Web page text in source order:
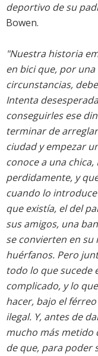
deportivo de su
Bowen.
"Nuestra historia
en bici que, por
circunstancias,
Intenta
conseguirles ese
terminar de
ciudad y empezar
conoce a una
perdidamente, y
cuando lo
que existía, el del
sus amigos, una
se convierten en
huérfanos. Pero
todo lo que sucede
complicado, y lo
hacer, bajo el
ilegal. Y, antes de
mucho más metido
de que, para poder